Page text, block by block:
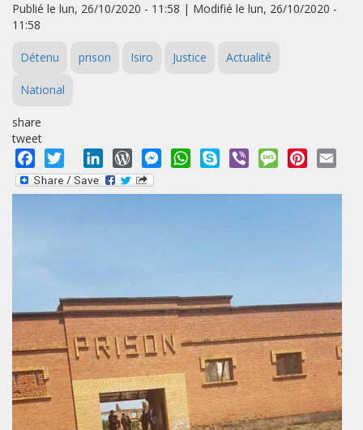
Publié le lun, 26/10/2020 - 11:58 | Modifié le lun, 26/10/2020 -
11:58
Détenu prison Isiro Justice Actualité
National
share
tweet
Facebook
Twitter LinkedInWordPressMessengerWhatsApp
Skype Viber MessagePinterest